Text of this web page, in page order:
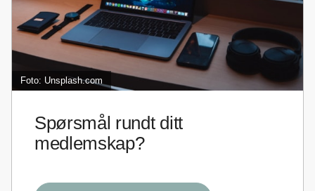
Foto: Unsplash.com
Spørsmål rundt ditt
medlemskap?